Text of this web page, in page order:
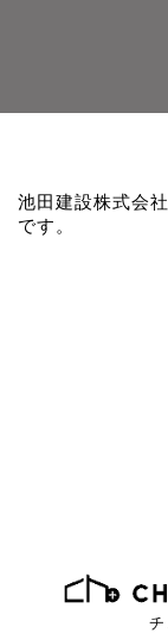
池田建設株式会
です。